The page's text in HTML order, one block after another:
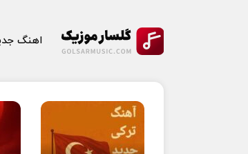
اهنگ